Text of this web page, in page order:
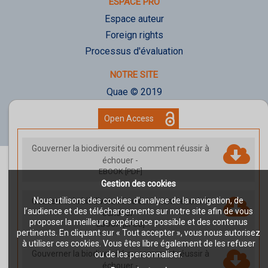
Gestion des cookies
Nous utilisons des cookies d’analyse de la navigation, de
l’audience et des téléchargements sur notre site afin de vous
proposer la meilleure expérience possible et des contenus
pertinents. En cliquant sur « Tout accepter », vous nous autorisez
à utiliser ces cookies. Vous êtes libre également de les refuser
ou de les personnaliser.
Open Access
Gouverner la biodiversité ou comment réussir à
échouer -
EBOOK [PDF]
Gouverner la biodiversité ou comment réussir à
échouer-
EBOOK [EPUB]
Gouverner la biodiversité ou comment réussir à
échouer -
Espace auteur
Foreign rights
Processus d'évaluation
NOTRE SITE
Quae © 2019
Mentions légales
Déclaration d'accessibilité